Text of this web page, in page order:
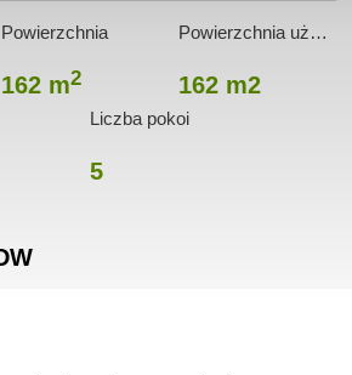
Powierzchnia
162 m2
Powierzchnia użytkowa
162 m2
Liczba pokoi
5